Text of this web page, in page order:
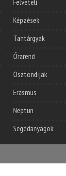
Képzések
Tantárgyak
Órarend
Ösztöndíjak
Erasmus
Neptun
Segédanyagok